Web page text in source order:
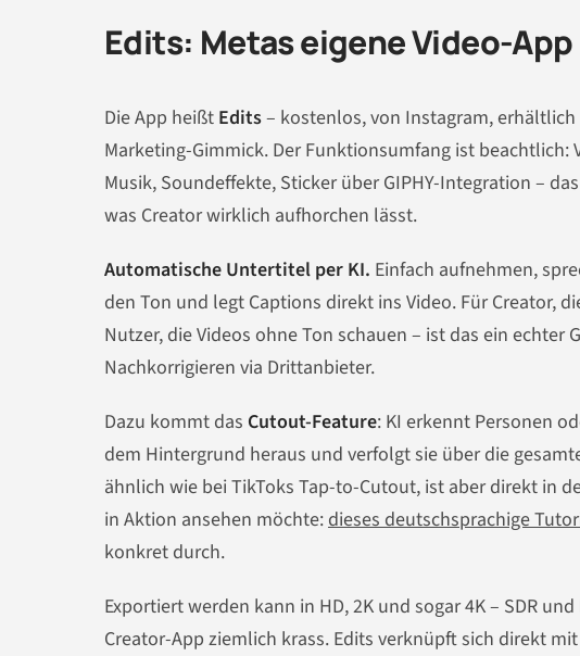
Edits: Metas eigene Video-
Die App heißt Edits– kostenlos, von Instagram,
Marketing-Gimmick. Der Funktionsumfang ist
Musik, Soundeffekte, Sticker über GIPHY-Integration –
was Creator wirklich aufhorchen lässt.
Automatische Untertitel per KI. Einfach aufnehmen,
den Ton und legt Captions direkt ins Video. Für Creator,
Nutzer, die Videos ohne Ton schauen – ist das ein echter
Nachkorrigieren via Drittanbieter.
Dazu kommt das Cutout-Feature: KI erkennt Personen
dem Hintergrund heraus und verfolgt sie über die
ähnlich wie bei TikToks Tap-to-Cutout, ist aber direkt in
in Aktion ansehen möchte: dieses deutschsprachige
konkret durch.
Exportiert werden kann in HD, 2K und sogar 4K – SDR
Creator-App ziemlich krass. Edits verknüpft sich direkt